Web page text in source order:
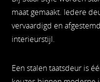
maat gemaakt. Iedere
vervaardigd en
interieurstijl.
Een stalen taatsdeur is